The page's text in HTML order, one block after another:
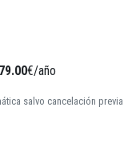
79.00€/año
salvo cancelación previa